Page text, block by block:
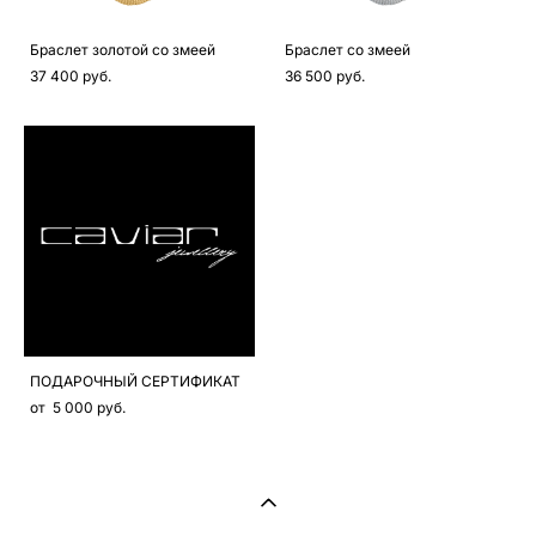
Браслет золотой со змеей
37 400 pуб.
Браслет со змеей
36 500 pуб.
ПОДАРОЧНЫЙ СЕРТИФИКАТ
от 5 000 pуб.